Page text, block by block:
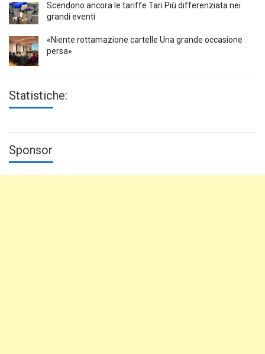
Scendono ancora le tariffe Tari Più differenziata nei
grandi eventi
«Niente rottamazione cartelle Una grande occasione
persa»
Statistiche:
Sponsor